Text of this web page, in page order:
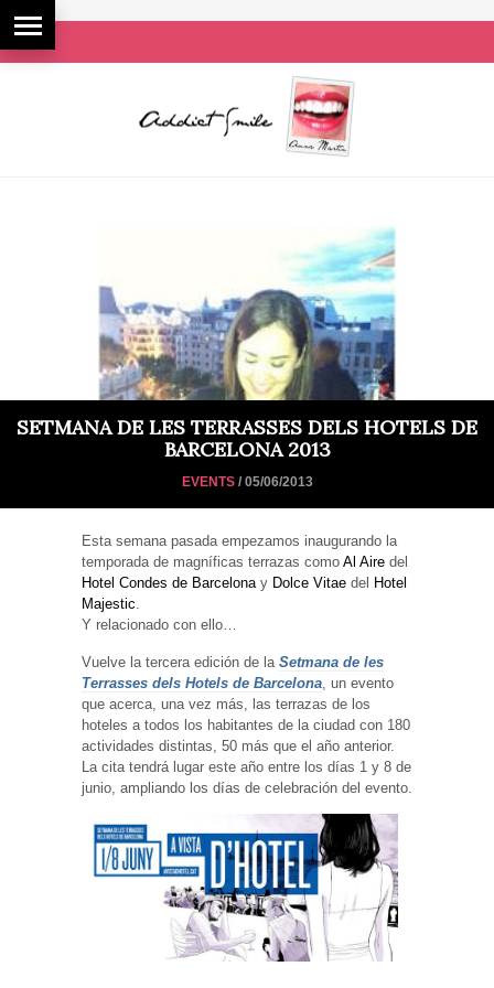
SETMANA DE LES TERRASSES DELS HOTELS DE
BARCELONA 2013
EVENTS/ 05/06/2013
Esta semana pasada empezamos inaugurando la
temporada de magníficas terrazas como Al Aire del
Hotel Condes de Barcelonay Dolce Vitae del Hotel
Majestic.
Y relacionado con ello…
Vuelve la tercera edición de la Setmana de les
Terrasses dels Hotels de Barcelona , un evento
que acerca, una vez más, las terrazas de los
hoteles a todos los habitantes de la ciudad con 180
actividades distintas, 50 más que el año anterior.
La cita tendrá lugar este año entre los días 1 y 8 de
junio, ampliando los días de celebración del evento.
Necesarias
cookies no
opcionales.
necesarias
para que
web. Para
mejorar la
funcionalidad
y estructura